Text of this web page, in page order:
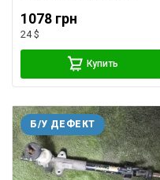
1078 грн
24 $
Купить
Б/У ДЕФЕКТ